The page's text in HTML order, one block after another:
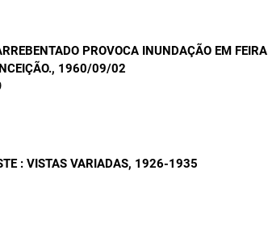
PROVOCA INUNDAÇÃO EM FEIRA
, 1960/09/02
: VISTAS VARIADAS, 1926-1935